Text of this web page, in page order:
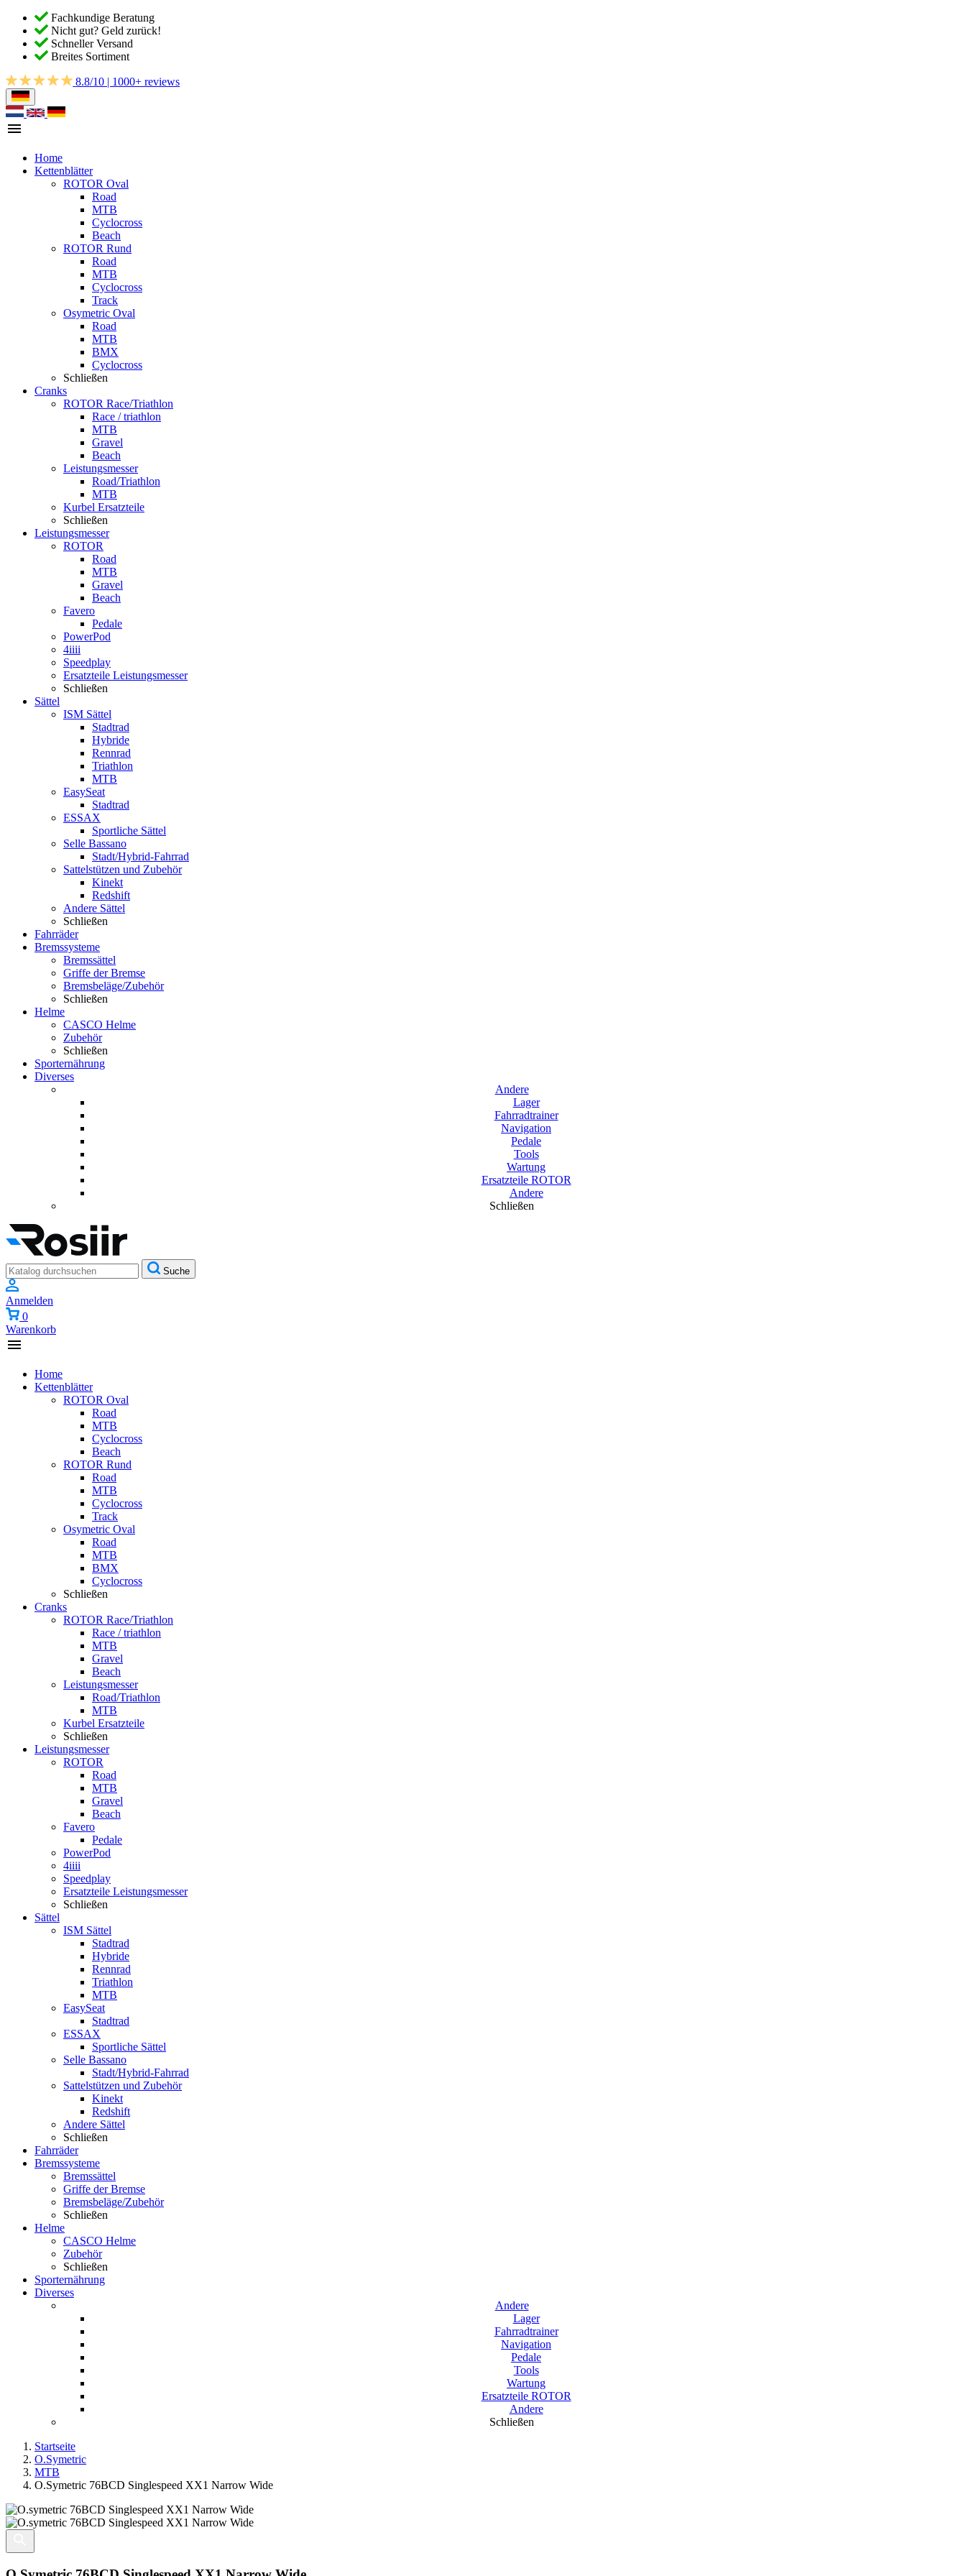
Fachkundige Beratung
Nicht gut? Geld zurück!
Schneller Versand
Breites Sortiment
8.8/10 | 1000+ reviews
Home
Kettenblätter
ROTOR Oval
Road
MTB
Cyclocross
Beach
ROTOR Rund
Road
MTB
Cyclocross
Track
Osymetric Oval
Road
MTB
BMX
Cyclocross
Schließen
Cranks
ROTOR Race/Triathlon
Race / triathlon
MTB
Gravel
Beach
Leistungsmesser
Road/Triathlon
MTB
Kurbel Ersatzteile
Schließen
Leistungsmesser
ROTOR
Road
MTB
Gravel
Beach
Favero
Pedale
PowerPod
4iiii
Speedplay
Ersatzteile Leistungsmesser
Schließen
Sättel
ISM Sättel
Stadtrad
Hybride
Rennrad
Triathlon
MTB
EasySeat
Stadtrad
ESSAX
Sportliche Sättel
Selle Bassano
Stadt/Hybrid-Fahrrad
Sattelstützen und Zubehör
Kinekt
Redshift
Andere Sättel
Schließen
Fahrräder
Bremssysteme
Bremssättel
Griffe der Bremse
Bremsbeläge/Zubehör
Schließen
Helme
CASCO Helme
Zubehör
Schließen
Sporternährung
Diverses
Andere
Lager
Fahrradtrainer
Navigation
Pedale
Tools
Wartung
Ersatzteile ROTOR
Andere
Schließen
Suche
Anmelden
0
Warenkorb
Home
Kettenblätter
ROTOR Oval
Road
MTB
Cyclocross
Beach
ROTOR Rund
Road
MTB
Cyclocross
Track
Osymetric Oval
Road
MTB
BMX
Cyclocross
Schließen
Cranks
ROTOR Race/Triathlon
Race / triathlon
MTB
Gravel
Beach
Leistungsmesser
Road/Triathlon
MTB
Kurbel Ersatzteile
Schließen
Leistungsmesser
ROTOR
Road
MTB
Gravel
Beach
Favero
Pedale
PowerPod
4iiii
Speedplay
Ersatzteile Leistungsmesser
Schließen
Sättel
ISM Sättel
Stadtrad
Hybride
Rennrad
Triathlon
MTB
EasySeat
Stadtrad
ESSAX
Sportliche Sättel
Selle Bassano
Stadt/Hybrid-Fahrrad
Sattelstützen und Zubehör
Kinekt
Redshift
Andere Sättel
Schließen
Fahrräder
Bremssysteme
Bremssättel
Griffe der Bremse
Bremsbeläge/Zubehör
Schließen
Helme
CASCO Helme
Zubehör
Schließen
Sporternährung
Diverses
Andere
Lager
Fahrradtrainer
Navigation
Pedale
Tools
Wartung
Ersatzteile ROTOR
Andere
Schließen
Startseite
O.Symetric
MTB
O.Symetric 76BCD Singlespeed XX1 Narrow Wide